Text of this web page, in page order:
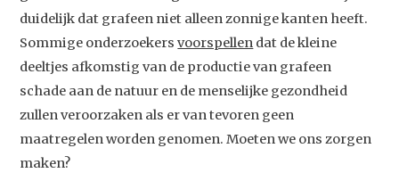
duidelijk dat grafeen niet alleen zonnige kanten heeft.
Sommige onderzoekersvoorspellen dat de kleine
deeltjes afkomstig van de productie van grafeen
schade aan de natuur en de menselijke gezondheid
zullen veroorzaken als er van tevoren geen
maatregelen worden genomen. Moeten we ons zorgen
maken?